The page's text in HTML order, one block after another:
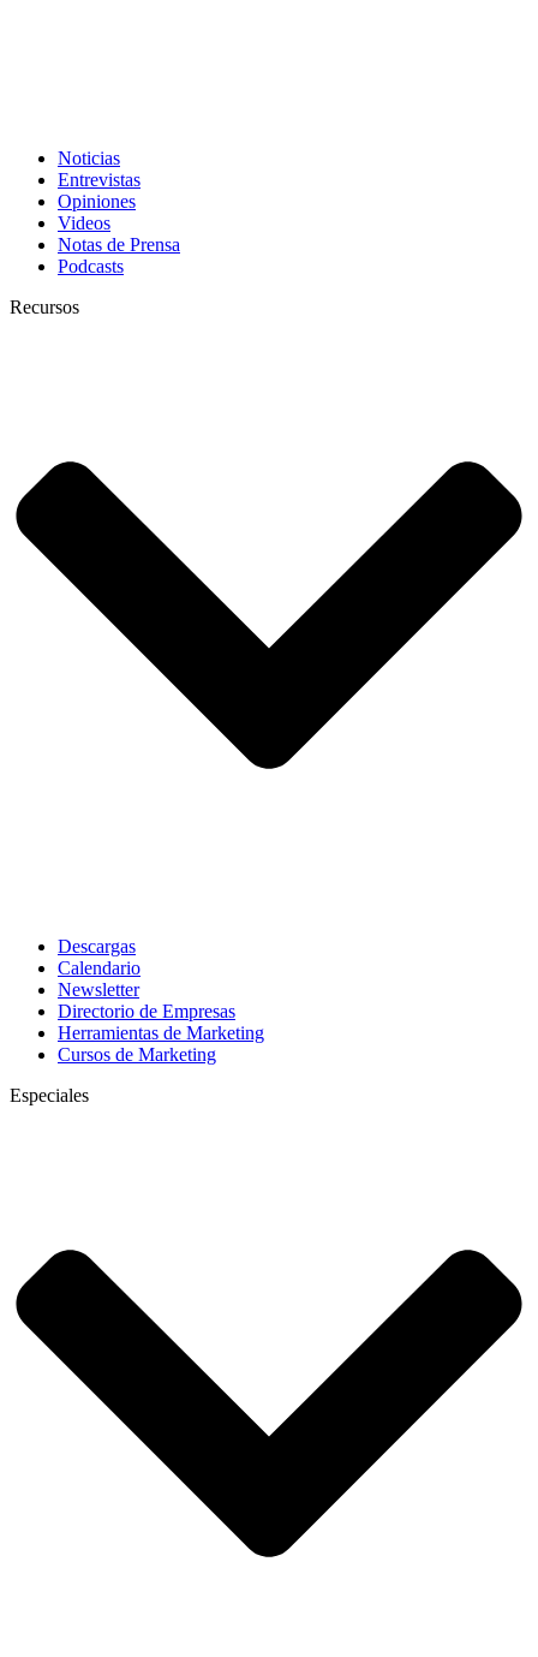
Noticias
Entrevistas
Opiniones
Videos
Notas de Prensa
Podcasts
Recursos
Descargas
Calendario
Newsletter
Directorio de Empresas
Herramientas de Marketing
Cursos de Marketing
Especiales